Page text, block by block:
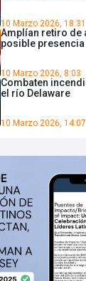
10 Marzo 2026, 18:31
Amplían retiro
posible
10 Marzo 2026, 8:03
Combaten
el río Delaware
10 Marzo 2026, 14:07